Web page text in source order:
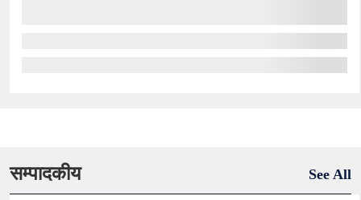
सम्पादकीय See All